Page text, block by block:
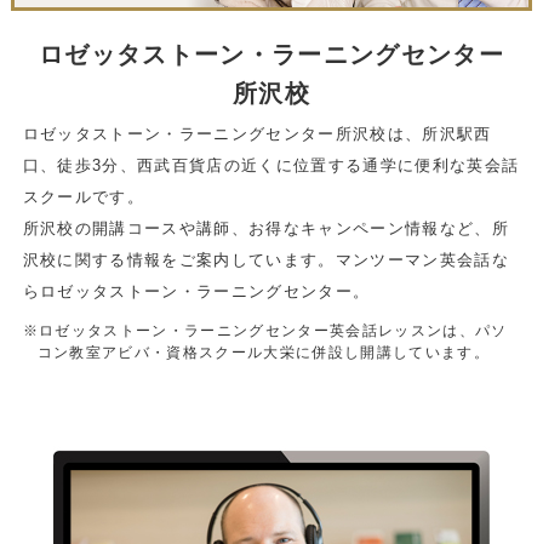
ロゼッタストーン・ラーニングセンター
所沢校
ロゼッタストーン・ラーニングセンター所沢校は、所沢駅西
口、徒歩3分、西武百貨店の近くに位置する通学に便利な英会話
スクールです。
所沢校の開講コースや講師、お得なキャンペーン情報など、所
沢校に関する情報をご案内しています。マンツーマン英会話な
らロゼッタストーン・ラーニングセンター。
※ロゼッタストーン・ラーニングセンター英会話レッスンは、パソ
コン教室アビバ・資格スクール大栄に併設し開講しています。